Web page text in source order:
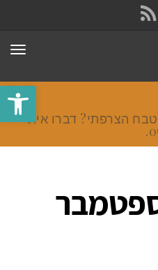
פתח
הצרפתי? דברו איתי